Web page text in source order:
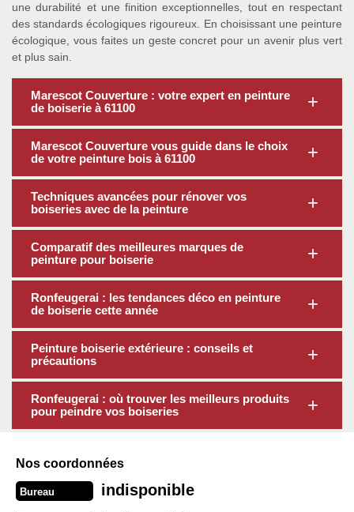
une durabilité et une finition exceptionnelles, tout en respectant
des standards écologiques rigoureux. En choisissant une peinture
écologique, vous faites un geste concret pour un avenir plus vert
et plus sain.
Marescot Couverture : votre expert en peinture
de boiserie à 61100
Marescot Couverture vous guide dans le choix
de votre peinture bois à 61100
Techniques avancées pour rénover vos
boiseries avec de la peinture
Comparatif des meilleures marques de
peinture pour boiserie
Ronfeugerai : les tendances déco en peinture
de boiserie cette année
Peinture boiserie extérieure : conseils et
précautions
Ronfeugerai : où trouver les meilleurs produits
pour peindre vos boiseries
Nos coordonnées
Bureau indisponible